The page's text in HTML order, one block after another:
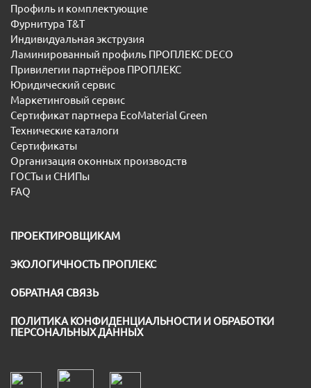
Профиль и комплектующие
Фурнитура T&T
Индивидуальная экструзия
Ламинированный профиль ПРОПЛЕКС DECO
Привилегии партнёров ПРОПЛЕКС
Юридический сервис
Маркетинговый сервис
Сертификат партнера EcoMaterial Green
Технические каталоги
Сертификаты
Организация оконных производств
ГОСТы и СНИПы
FAQ
ПРОЕКТИРОВЩИКАМ
ЭКОЛОГИЧНОСТЬ ПРОПЛЕКС
ОБРАТНАЯ СВЯЗЬ
ПОЛИТИКА КОНФИДЕНЦИАЛЬНОСТИ И ОБРАБОТКИ
ПЕРСОНАЛЬНЫХ ДАННЫХ